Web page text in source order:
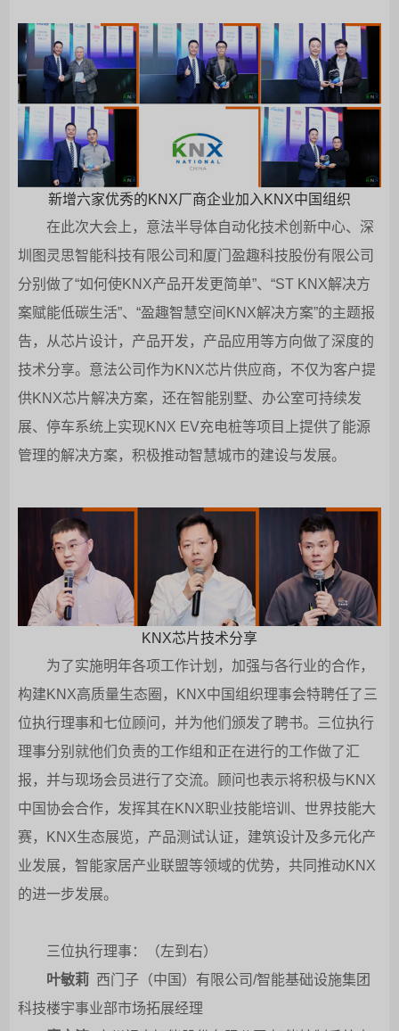
新增六家优秀的KNX厂商企业加入KNX中国组织
在此次大会上，意法半导体自动化技术创新中心、深
圳图灵思智能科技有限公司和厦门盈趣科技股份有限公司
分别做了“如何使KNX产品开发更简单”、“ST KNX解决方
案赋能低碳生活”、“盈趣智慧空间KNX解决方案”的主题报
告，从芯片设计，产品开发，产品应用等方向做了深度的
技术分享。意法公司作为KNX芯片供应商，不仅为客户提
供KNX芯片解决方案，还在智能别墅、办公室可持续发
展、停车系统上实现KNX EV充电桩等项目上提供了能源
管理的解决方案，积极推动智慧城市的建设与发展。
KNX芯片技术分享
为了实施明年各项工作计划，加强与各行业的合作，
构建KNX高质量生态圈，KNX中国组织理事会特聘任了三
位执行理事和七位顾问，并为他们颁发了聘书。三位执行
理事分别就他们负责的工作组和正在进行的工作做了汇
报，并与现场会员进行了交流。顾问也表示将积极与KNX
中国协会合作，发挥其在KNX职业技能培训、世界技能大
赛，KNX生态展览，产品测试认证，建筑设计及多元化产
业发展，智能家居产业联盟等领域的优势，共同推动KNX
的进一步发展。
三位执行理事：（左到右）
叶敏莉 西门子（中国）有限公司/智能基础设施集团
科技楼宇事业部市场拓展经理